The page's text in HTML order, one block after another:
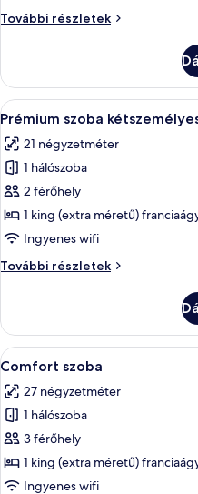
két
További részletek
Deluxe
ággyal
további
részletei
A
következő
szoba
összes
képének
megtekintése:
Prémium
kétszemélyes
8
Prémium szoba
21 négyzetméter
1 hálószoba
2 férőhely
1 king (extra méretű)
Ingyenes wifi
További részletek
Prémium
erkély
további
részletei
A
következő
szoba
összes
képének
megtekintése:
Comfort
7
Comfort szoba
27 négyzetméter
1 hálószoba
3 férőhely
1 king (extra méretű)
Ingyenes wifi